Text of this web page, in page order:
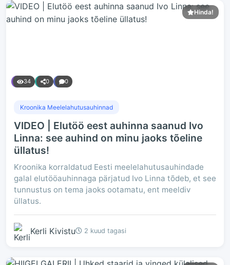
Hinda!
34 0 0
Kroonika Meelelahutusauhinnad
VIDEO | Elutöö eest auhinna saanud Ivo
Linna: see auhind on minu jaoks tõeline
üllatus!
Kroonika korraldatud Eesti meelelahutusauhindade
galal elutööauhinnaga pärjatud Ivo Linna tõdeb, et see
tunnustus on tema jaoks ootamatu, ent meeldiv
üllatus.
Kerli Kivistu 2 kuud tagasi